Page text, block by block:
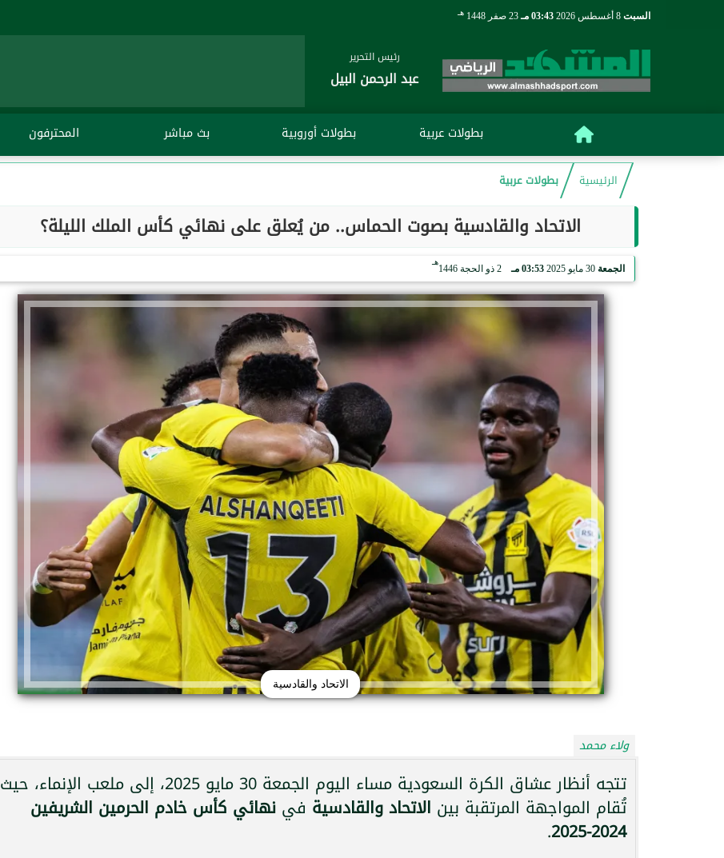
السبت 03:43 مـ 23 صفر 1448 هـ
رئيس التحرير
عبد الرحمن البيل
بطولات عربية بطولات أوروبية بث مباشر المحترفون
الرئيسية بطولات عربية
الاتحاد والقادسية بصوت الحماس.. من يُعلق على نهائي كأس الملك الليلة؟
الجمعة 30 مايو 2025 03:53 مـ 2 ذو الحجة 1446
هـ
الاتحاد والقادسية
ولاء محمد
تتجه أنظار عشاق الكرة السعودية مساء اليوم الجمعة 30 مايو 2025، إلى ملعب الإنماء، حيث
تُقام المواجهة المرتقبة بين الاتحاد والقادسية في نهائي كأس خادم الحرمين الشريفين
2024-2025
.